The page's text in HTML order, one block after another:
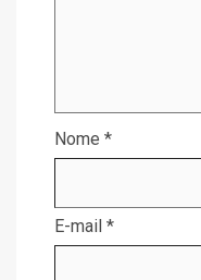
Nome *
E-mail *